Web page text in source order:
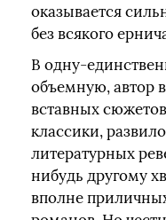
оказывается
без всякого
В одну-
объемную, автор
вставных
классики,
литературных
нибудь другому
вполне